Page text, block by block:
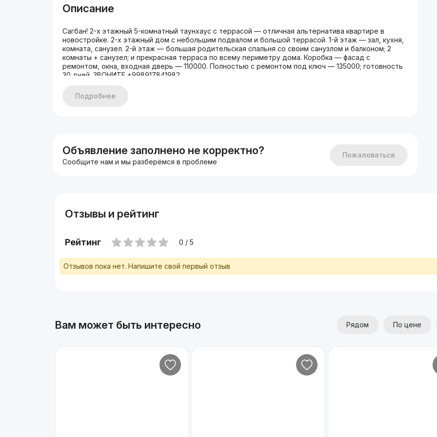
Описание
Сагбан! 2-х этажный 5-комнатный таунхаус с террасой — отличная альтернатива квартире в
новостройке. 2-х этажный дом с небольшим подвалом и большой террасой. 1-й этаж — зал, кухня,
комната, санузел. 2-й этаж — большая родительская спальня со своим санузлом и балконом; 2
комнаты + санузел; и прекрасная терраса по всему периметру дома. Коробка — фасад с
ремонтом, окна, входная дверь — 110000. Полностью с ремонтом под ключ — 135000; готовность
30 дней. ЗВОНИТЕ +998917841982
Подробнее
Объявление заполнено не корректно?
Сообщите нам и мы разберёмся в проблеме
Пожаловаться
Отзывы и рейтинг
Рейтинг 0 / 5
Отзывов пока нет. Напишите свой первый отзыв
Вам может быть интересно Рядом По цене